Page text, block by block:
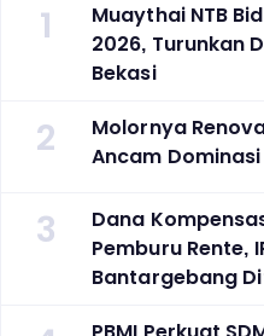
1
Muaythai NTB
2026, Turunkan
Bekasi
2
Molornya
Ancam
3
Dana
Pemburu Rente,
Bantargebang